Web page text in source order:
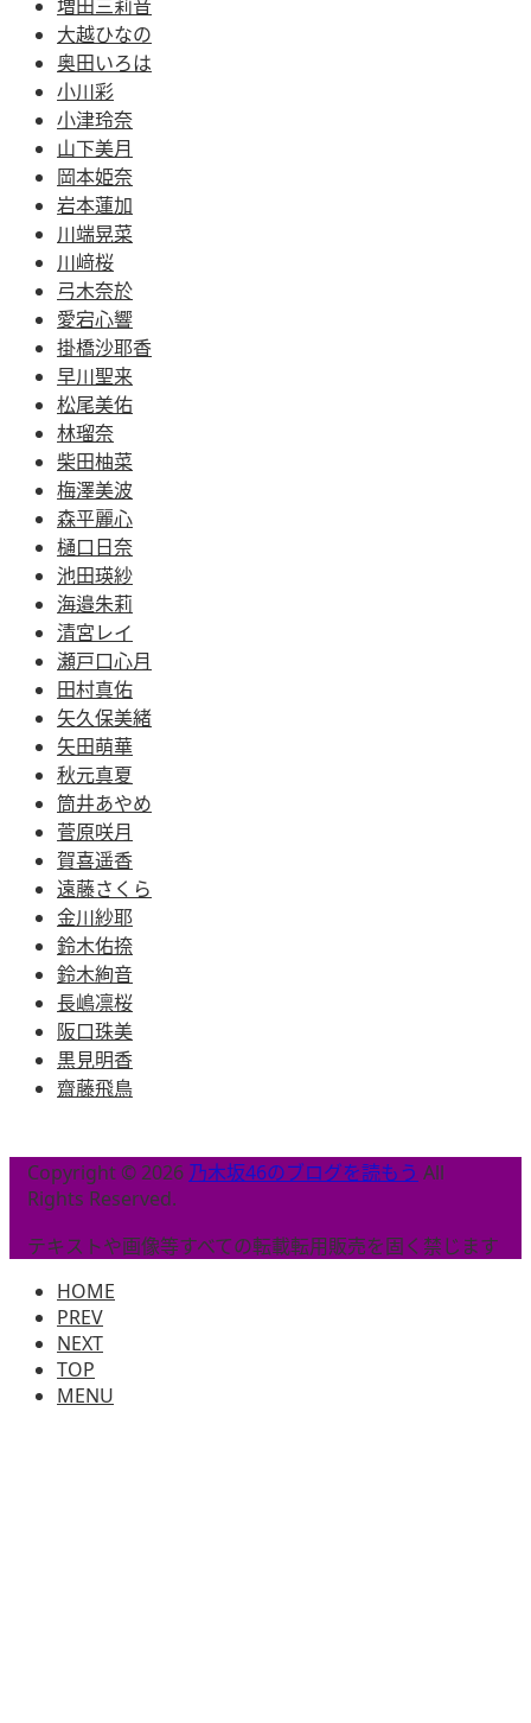
増田三莉音
大越ひなの
奥田いろは
小川彩
小津玲奈
山下美月
岡本姫奈
岩本蓮加
川端晃菜
川﨑桜
弓木奈於
愛宕心響
掛橋沙耶香
早川聖来
松尾美佑
林瑠奈
柴田柚菜
梅澤美波
森平麗心
樋口日奈
池田瑛紗
海邉朱莉
清宮レイ
瀬戸口心月
田村真佑
矢久保美緒
矢田萌華
秋元真夏
筒井あやめ
菅原咲月
賀喜遥香
遠藤さくら
金川紗耶
鈴木佑捺
鈴木絢音
長嶋凛桜
阪口珠美
黒見明香
齋藤飛鳥
Copyright © 2026 乃木坂46のブログを読もう All
Rights Reserved.
テキストや画像等すべての転載転用販売を固く禁じます
HOME
PREV
NEXT
TOP
MENU